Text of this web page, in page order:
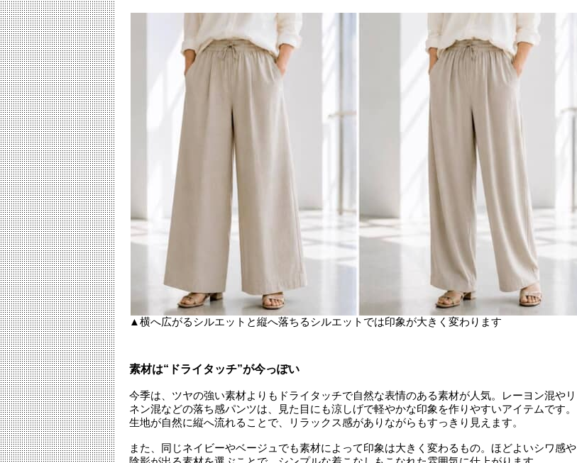
▲横へ広がるシルエットと縦へ落ちるシルエットでは印象が大きく変わります
素材は“ドライタッチ”が今っぽい
今季は、ツヤの強い素材よりもドライタッチで自然な表情のある素材が人気。レーヨン混やリ
ネン混などの落ち感パンツは、見た目にも涼しげで軽やかな印象を作りやすいアイテムです。
生地が自然に縦へ流れることで、リラックス感がありながらもすっきり見えます。
また、同じネイビーやベージュでも素材によって印象は大きく変わるもの。ほどよいシワ感や